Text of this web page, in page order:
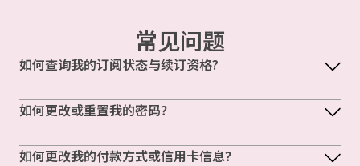
常见问题
如何查询我的订阅状态与续订资格?
如何更改或重置我的密码？
如何更改我的付款方式或信用卡信息？